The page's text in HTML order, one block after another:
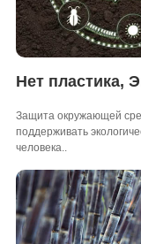
Нет пластика,
Защита окружающей
поддерживать
человека..